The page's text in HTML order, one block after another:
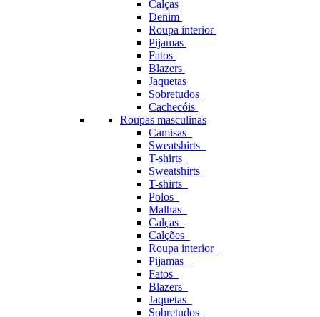
Calças
Denim
Roupa interior
Pijamas
Fatos
Blazers
Jaquetas
Sobretudos
Cachecóis
Roupas masculinas
Camisas
Sweatshirts
T-shirts
Sweatshirts
T-shirts
Polos
Malhas
Calças
Calções
Roupa interior
Pijamas
Fatos
Blazers
Jaquetas
Sobretudos